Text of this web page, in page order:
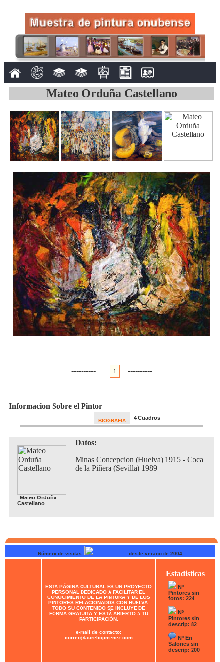
Mateo Orduña Castellano
---------- 1 ----------
Informacion Sobre el Pintor
BIOGRAFIA 4 Cuadros
Mateo Orduña
Castellano
Datos:
Minas Concepcion (Huelva) 1915 - Coca
de la Piñera (Sevilla) 1989
Número de visitas: desde verano de 2004
ESTA PÁGINA CULTURAL ES UN PROYECTO
PERSONAL DEDICADO A FACILITAR EL
CONOCIMIENTO DE LA PINTURA Y DE LOS
PINTORES RELACIONADOS CON HUELVA.
TODO SU CONTENIDO SE INCLUYE DE
FORMA GRATUITA Y ESTÁ ABIERTO A TU
PARTICIPACIÓN.
e-mail de contacto:
correo@aureliojimenez.com
Estadisticas
Nº
Pintores sin
fotos: 224
Nº
Pintores sin
descrip: 82
Nº En
Salones sin
descrip: 200